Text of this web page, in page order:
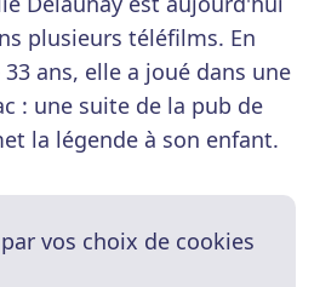
plusieurs téléfilms. En
ans, elle a joué dans une
: une suite de la pub de
la légende à son enfant.
vos choix de cookies